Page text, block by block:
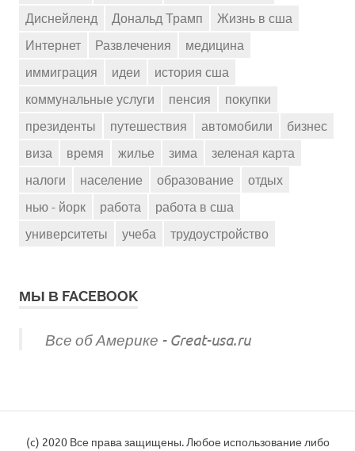
Диснейленд
Дональд Трамп
Жизнь в сша
Интернет
Развлечения
медицина
иммиграция
идеи
история сша
коммунальные услуги
пенсия
покупки
президенты
путешествия автомобили
бизнес
виза
время жилье зима
зеленая карта
налоги
население образование
отдых
нью - йорк
работа
работа в сша
университеты
учеба трудоустройство
МЫ В FACEBOOK
Все об Америке - Great-usa.ru
(c) 2020 Все права защищены. Любое использование либо